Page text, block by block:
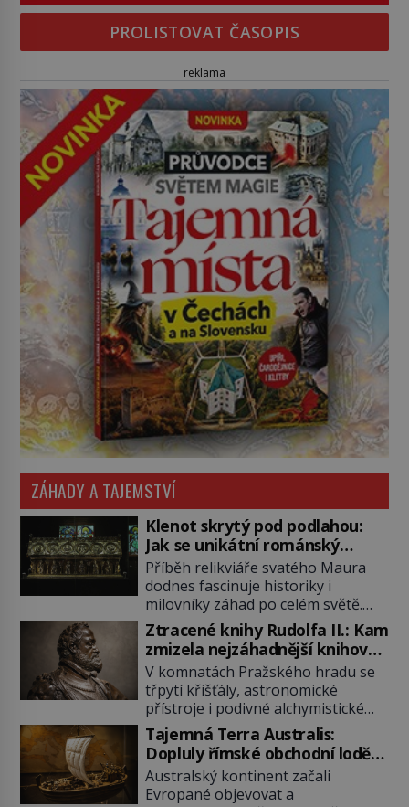
PROLISTOVAT ČASOPIS
reklama
ZÁHADY A TAJEMSTVÍ
Klenot skrytý pod podlahou:
Jak se unikátní románský
poklad dostal do zapadlého
Bečova?
Příběh relikviáře svatého Maura
dodnes fascinuje historiky i
milovníky záhad po celém světě.
Tato románská zlatnická památka
ze 13. století je po českých
korunovačních klenotech druhým
nejcennějším movitým majetkem v
České republice. Přestože byl
klenot v roce 1985 po dramatickém
pátrání kriminalistů úspěšně
nalezen, jeho minulost stále
obestírá hustá mlha. Otázky, jak
přesně se tato […]
Ztracené knihy Rudolfa II.: Kam
zmizela nejzáhadnější knihovna
Evropy?
V komnatách Pražského hradu se
třpytí křišťály, astronomické
přístroje i podivné alchymistické
rukopisy. Císař Rudolf II.
shromažďuje vše, co souvisí s
tajemstvím přírody, hvězd i
lidského poznání. Jenže po jeho
smrti se jeho slavné sbírky začínají
Tajemná Terra Australis:
Dopluly římské obchodní lodě
až do Austrálie?
Australský kontinent začali
Evropané objevovat a